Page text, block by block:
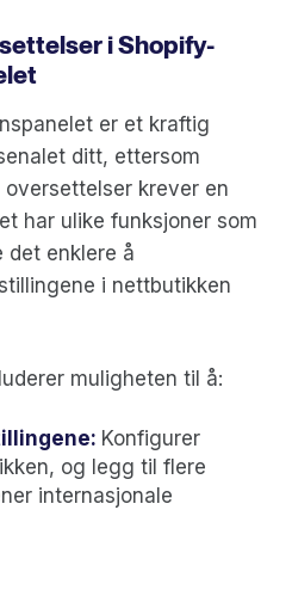
i Shopify-
er et kraftig
ditt, ettersom
krever en
har ulike funksjoner som
det enklere å
i nettbutikken
muligheten til å:
Konfigurer
og legg til flere
internasjonale